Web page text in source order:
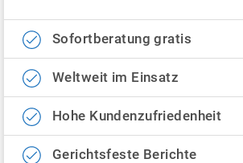
Sofortberatung gratis
Weltweit im Einsatz
Hohe Kundenzufriedenheit
Gerichtsfeste Berichte